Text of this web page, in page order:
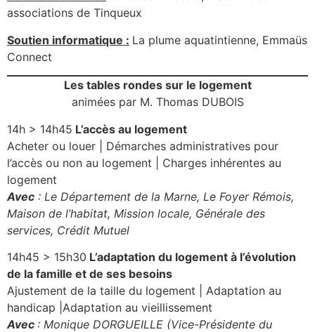
associations de Tinqueux
Soutien informatique : La plume aquatintienne, Emmaüs
Connect
Les tables rondes sur le logement
animées par M. Thomas DUBOIS
14h > 14h45 L’accès au logement
Acheter ou louer | Démarches administratives pour
l’accès ou non au logement | Charges inhérentes au
logement
Avec : Le Département de la Marne, Le Foyer Rémois,
Maison de l’habitat, Mission locale, Générale des
services, Crédit Mutuel
14h45 > 15h30 L’adaptation du logement à l’évolution
de la famille et de ses besoins
Ajustement de la taille du logement | Adaptation au
handicap |Adaptation au vieillissement
Avec : Monique DORGUEILLE (Vice-Présidente du